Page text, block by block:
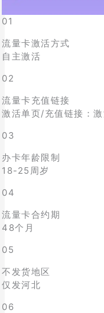
01
流量卡激活方式
自主激活
02
流量卡充值链接
激活单页/充值链接：
03
办卡年龄限制
18-25周岁
04
流量卡合约期
48个月
05
不发货地区
仅发河北
06